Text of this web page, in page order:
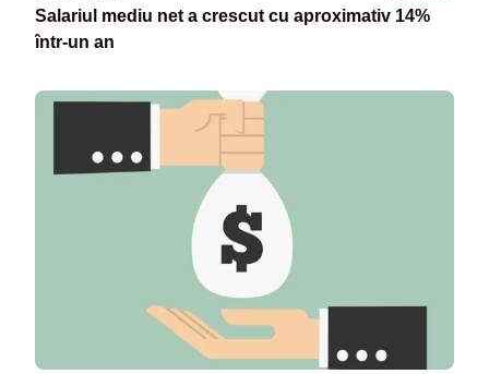
Salariul mediu net a crescut cu aproximativ 14%
într-un an